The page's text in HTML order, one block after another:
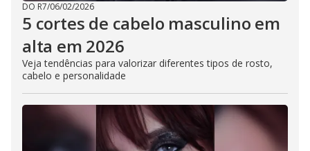
DO R7/06/02/2026
5 cortes de cabelo masculino em
alta em 2026
Veja tendências para valorizar diferentes tipos de rosto,
cabelo e personalidade